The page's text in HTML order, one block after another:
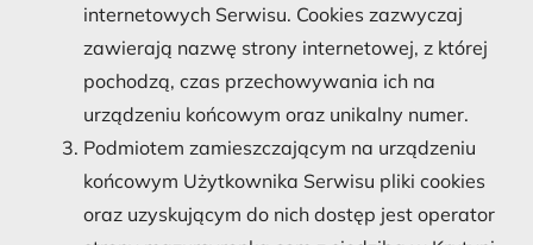
internetowych Serwisu. Cookies zazwyczaj
zawierają nazwę strony internetowej, z której
pochodzą, czas przechowywania ich na
urządzeniu końcowym oraz unikalny numer.
Podmiotem zamieszczającym na urządzeniu
końcowym Użytkownika Serwisu pliki cookies
oraz uzyskującym do nich dostęp jest operator